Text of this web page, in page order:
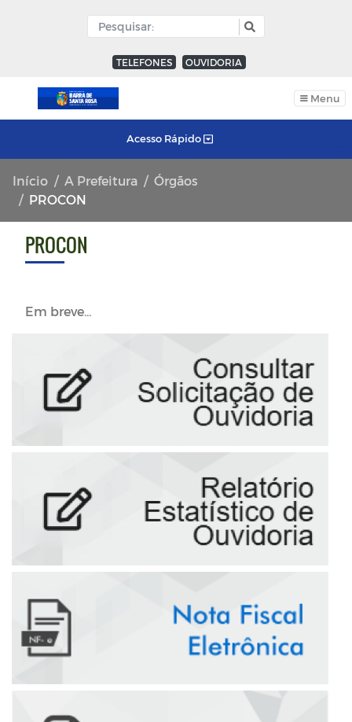
TELEFONES OUVIDORIA
Menu
Acesso Rápido
Início A Prefeitura
Órgãos
PROCON
PROCON
Em breve...